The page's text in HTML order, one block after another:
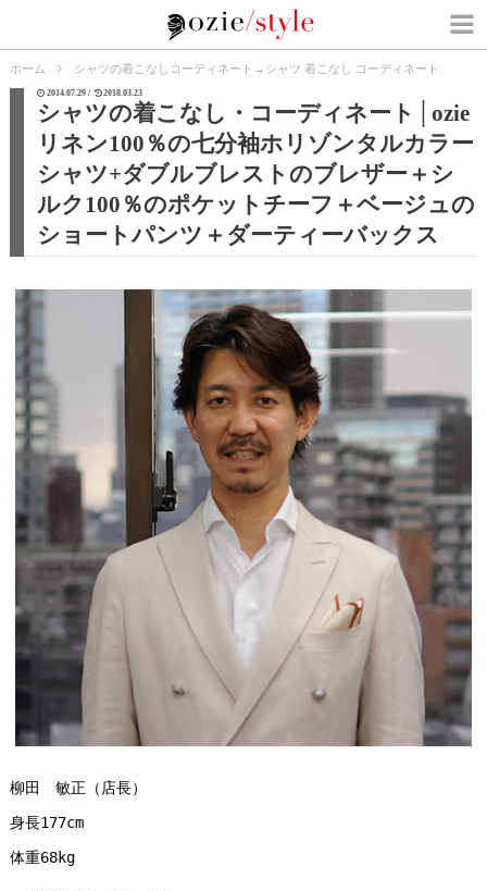
ホーム シャツの着こなしコーディネート → シャツ 着こなし コーディネート
2014.07.29 / 2018.03.23
シャツの着こなし・コーディネート│ozie
リネン100％の七分袖ホリゾンタルカラー
シャツ+ダブルブレストのブレザー＋シ
ルク100％のポケットチーフ＋ベージュの
ショートパンツ＋ダーティーバックス
柳田　敏正（店長）
身長177cm
体重68kg